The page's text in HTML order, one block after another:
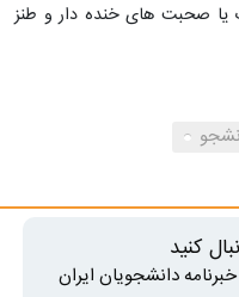
یا صحبت های خنده دار و طنز
کنید
دانشجویان ایران